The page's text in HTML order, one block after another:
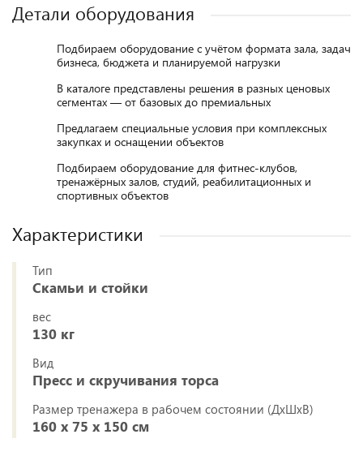
Детали оборудования
Подбираем оборудование с учётом формата зала, задач
бизнеса, бюджета и планируемой нагрузки
В каталоге представлены решения в разных ценовых
сегментах — от базовых до премиальных
Предлагаем специальные условия при комплексных
закупках и оснащении объектов
Подбираем оборудование для фитнес-клубов,
тренажёрных залов, студий, реабилитационных и
спортивных объектов
Характеристики
Тип
Скамьи и стойки
вес
130 кг
Вид
Пресс и скручивания торса
Размер тренажера в рабочем состоянии (ДxШxВ)
160 х 75 х 150 см